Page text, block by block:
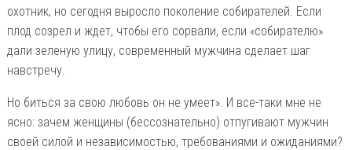
охотник, но сегодня выросло поколение собирателей. Если
плод созрел и ждет, чтобы его сорвали, если «собирателю»
дали зеленую улицу, современный мужчина сделает шаг
навстречу.
Но биться за свою любовь он не умеет». И все-таки мне не
ясно: зачем женщины (бессознательно) отпугивают мужчин
своей силой и независимостью, требованиями и ожиданиями?